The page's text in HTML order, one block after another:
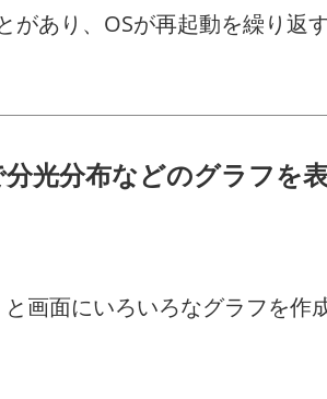
があり、OSが再起動を繰り返
光分布などのグラフを
面にいろいろなグラフを作